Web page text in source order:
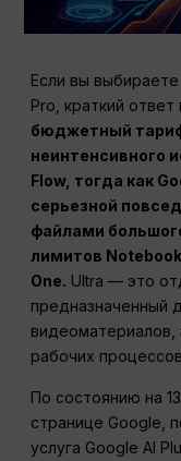
Если вы
Pro, краткий ответ
бюджетный
неинтенсивного
Flow, тогда как
серьезной
файлами
лимитов
One. Ultra — это
предназначенный
видеоматериалов,
рабочих
По состоянию на
странице Google,
услуга Google AI